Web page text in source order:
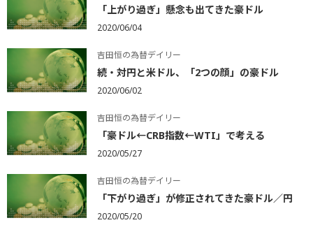
「上がり過ぎ」懸念も出てきた豪ドル
2020/06/04
吉田恒の為替デイリー
続・対円と米ドル、「2つの顔」の豪ドル
2020/06/02
吉田恒の為替デイリー
「豪ドル←CRB指数←WTI」で考える
2020/05/27
吉田恒の為替デイリー
「下がり過ぎ」が修正されてきた豪ドル／円
2020/05/20